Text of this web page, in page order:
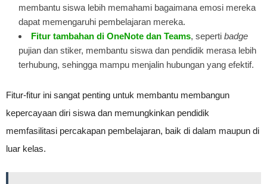
membantu siswa lebih memahami bagaimana emosi mereka
dapat memengaruhi pembelajaran mereka.
Fitur tambahan di OneNote dan Teams, seperti badge
pujian dan stiker, membantu siswa dan pendidik merasa lebih
terhubung, sehingga mampu menjalin hubungan yang efektif.
Fitur-fitur ini sangat penting untuk membantu membangun
kepercayaan diri siswa dan memungkinkan pendidik
memfasilitasi percakapan pembelajaran, baik di dalam maupun di
luar kelas.